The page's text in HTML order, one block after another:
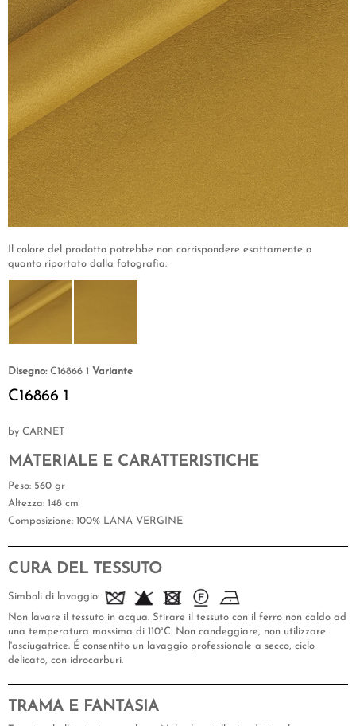
Il colore del prodotto potrebbe non corrispondere esattamente a
quanto riportato dalla fotografia.
Disegno: C16866 1 Variante
C16866 1
by CARNET
MATERIALE E CARATTERISTICHE
Peso: 560 gr
Altezza: 148 cm
Composizione: 100% LANA VERGINE
CURA DEL TESSUTO
Simboli di lavaggio:
Non lavare il tessuto in acqua. Stirare il tessuto con il ferro non caldo ad
una temperatura massima di 110°C. Non candeggiare, non utilizzare
l'asciugatrice. É consentito un lavaggio professionale a secco, ciclo
delicato, con idrocarburi.
TRAMA E FANTASIA